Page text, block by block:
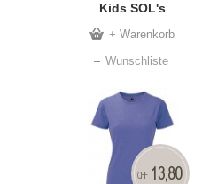
Kids SOL's
+ Warenkorb
Wunschliste
CHF 13,80